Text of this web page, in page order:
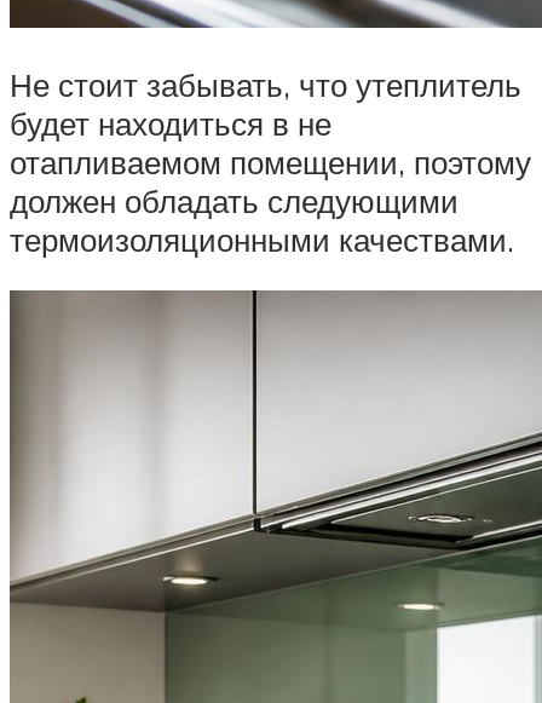
Не стоит забывать, что утеплитель
будет находиться в не
отапливаемом помещении, поэтому
должен обладать следующими
термоизоляционными качествами.